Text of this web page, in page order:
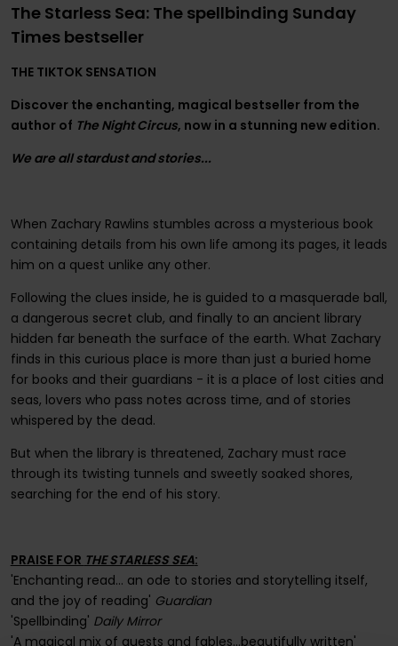
The Starless Sea: The spellbinding Sunday
Times bestseller
THE TIKTOK SENSATION
Discover the enchanting, magical bestseller from the
author of The Night Circus, now in a stunning new edition.
We are all stardust and stories...
When Zachary Rawlins stumbles across a mysterious book
containing details from his own life among its pages, it leads
him on a quest unlike any other.
Following the clues inside, he is guided to a masquerade ball,
a dangerous secret club, and finally to an ancient library
hidden far beneath the surface of the earth. What Zachary
finds in this curious place is more than just a buried home
for books and their guardians - it is a place of lost cities and
seas, lovers who pass notes across time, and of stories
whispered by the dead.
But when the library is threatened, Zachary must race
through its twisting tunnels and sweetly soaked shores,
searching for the end of his story.
PRAISE FOR THE STARLESS SEA:
'Enchanting read... an ode to stories and storytelling itself,
and the joy of reading' Guardian
'Spellbinding' Daily Mirror
'A magical mix of quests and fables...beautifully written'